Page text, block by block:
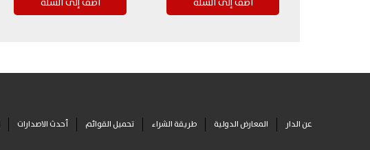
عن الدار المعارض الدولية طريقة الشراء تحميل القوائم أحدث الاصدارات